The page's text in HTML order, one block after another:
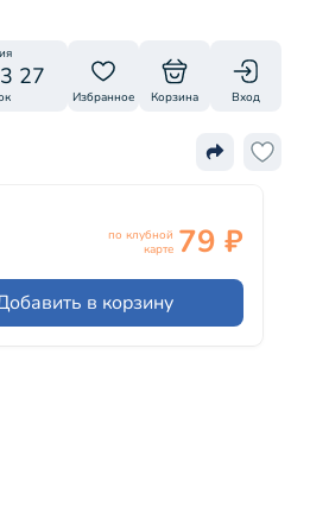
27
Избранное Корзина Вход
по клубной
карте 79 ₽
в корзину